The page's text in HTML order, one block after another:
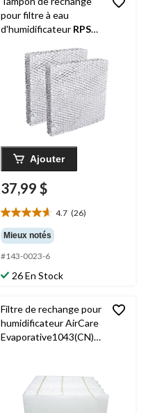
pour filtre à eau
d'humidificateur RPS
HC22/Aprilaire 10, paq.
Ajouter
37,99 $
4.7 (26)
4.7
étoile(s)
sur
5.
26
Mieux notés
#143-0023-6
26 En Stock
Filtre de rechange pour
humidificateur AirCare
Evaporative1043(CN)
12-1/4 x 4 po), paq. 1